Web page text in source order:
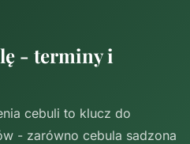
- terminy i
cebuli to klucz do
- zarówno cebula sadzona